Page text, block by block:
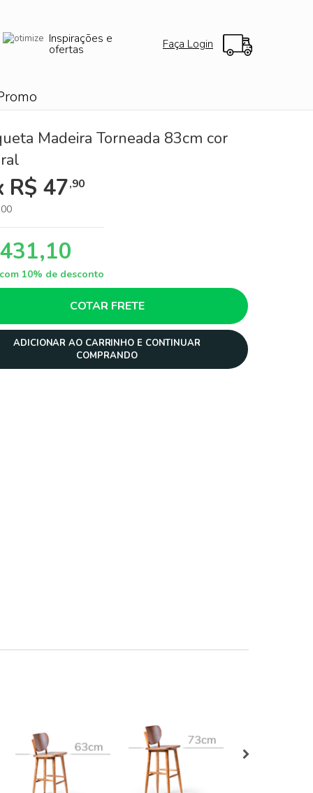
Inspirações e
ofertas Faça Login
Madeira Torneada 83cm cor
R$ 47,90
10% de desconto
COTAR FRETE
ADICIONAR AO CARRINHO E CONTINUAR
COMPRANDO